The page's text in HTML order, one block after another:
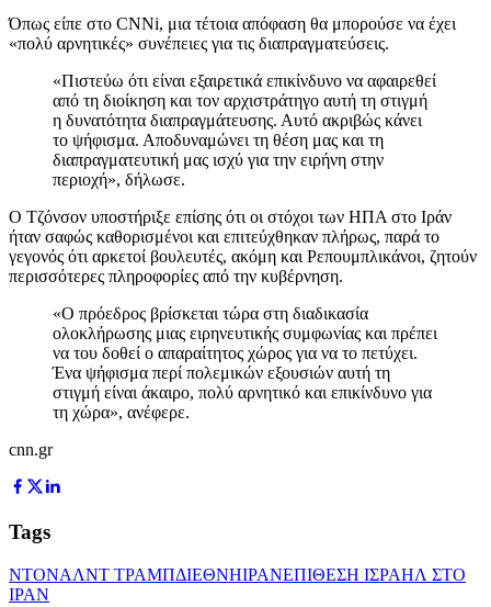
Όπως είπε στο CNNi, μια τέτοια απόφαση θα μπορούσε να έχει
«πολύ αρνητικές» συνέπειες για τις διαπραγματεύσεις.
«Πιστεύω ότι είναι εξαιρετικά επικίνδυνο να αφαιρεθεί
από τη διοίκηση και τον αρχιστράτηγο αυτή τη στιγμή
η δυνατότητα διαπραγμάτευσης. Αυτό ακριβώς κάνει
το ψήφισμα. Αποδυναμώνει τη θέση μας και τη
διαπραγματευτική μας ισχύ για την ειρήνη στην
περιοχή», δήλωσε.
Ο Τζόνσον υποστήριξε επίσης ότι οι στόχοι των ΗΠΑ στο Ιράν
ήταν σαφώς καθορισμένοι και επιτεύχθηκαν πλήρως, παρά το
γεγονός ότι αρκετοί βουλευτές, ακόμη και Ρεπουμπλικάνοι, ζητούν
περισσότερες πληροφορίες από την κυβέρνηση.
«Ο πρόεδρος βρίσκεται τώρα στη διαδικασία
ολοκλήρωσης μιας ειρηνευτικής συμφωνίας και πρέπει
να του δοθεί ο απαραίτητος χώρος για να το πετύχει.
Ένα ψήφισμα περί πολεμικών εξουσιών αυτή τη
στιγμή είναι άκαιρο, πολύ αρνητικό και επικίνδυνο για
τη χώρα», ανέφερε.
cnn.gr
Tags
ΝΤΟΝΑΛΝΤ ΤΡΑΜΠΔΙΕΘΝΗΙΡΑΝΕΠΙΘΕΣΗ ΙΣΡΑΗΛ ΣΤΟ
ΙΡΑΝ